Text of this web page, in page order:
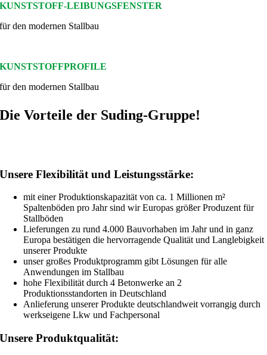
KUNSTSTOFF-LEIBUNGSFENSTER
für den modernen Stallbau
KUNSTSTOFFPROFILE
für den modernen Stallbau
Die Vorteile der Suding-Gruppe!
Unsere Flexibilität und Leistungsstärke:
mit einer Produktionskapazität von ca. 1 Millionen m²
Spaltenböden pro Jahr sind wir Europas größer Produzent für
Stallböden
Lieferungen zu rund 4.000 Bauvorhaben im Jahr und in ganz
Europa bestätigen die hervorragende Qualität und Langlebigkeit
unserer Produkte
unser großes Produktprogramm gibt Lösungen für alle
Anwendungen im Stallbau
hohe Flexibilität durch 4 Betonwerke an 2
Produktionsstandorten in Deutschland
Anlieferung unserer Produkte deutschlandweit vorrangig durch
werkseigene Lkw und Fachpersonal
Unsere Produktqualität: